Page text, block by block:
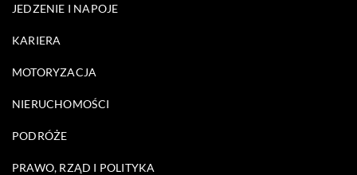
JEDZENIE I NAPOJE
KARIERA
MOTORYZACJA
NIERUCHOMOŚCI
PODRÓŻE
PRAWO, RZĄD I POLITYKA